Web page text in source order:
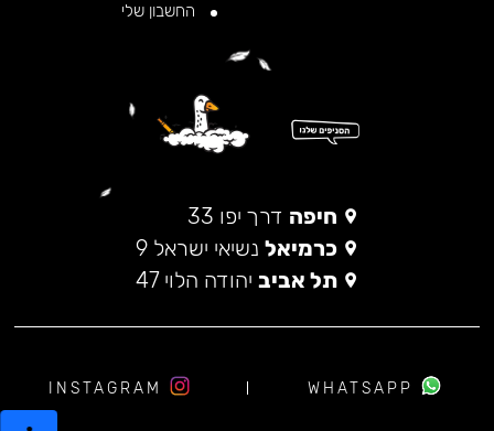
החשבון שלי
חיפה דרך יפו 33
כרמיאל נשיאי ישראל 9
תל אביב יהודה הלוי 47
WHATSAPP
INSTAGRAM